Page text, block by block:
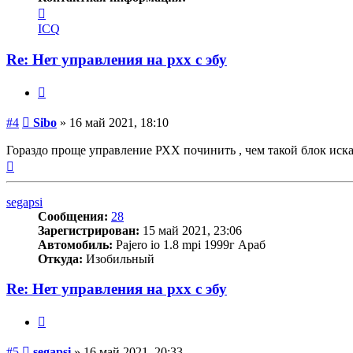
информация
пользователя
ICQ
Re: Нет управления на рхх с эбу
#4 Сообщение
Sibo » 16 май 2021, 18:10
Гораздо проще управление РХХ починить , чем такой блок
segapsi
Сообщения: 28
Зарегистрирован: 15 май 2021, 23:06
Автомобиль: Pajero io 1.8 mpi 1999г Араб
Откуда: Изобильный
Re: Нет управления на рхх с эбу
Сообщение